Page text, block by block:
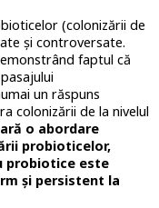
(colonizării de
și controversate.
faptul că
un răspuns
colonizării de la nivelul
o abordare
probioticelor,
probiotice este
și persistent la